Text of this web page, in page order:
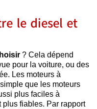
le diesel et
? Cela dépend
pour la voiture, ou des
Les moteurs à
que les moteurs
plus faciles à
plus fiables. Par rapport